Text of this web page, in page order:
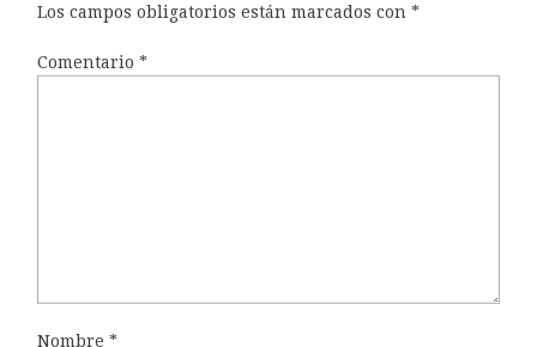
Los campos obligatorios están marcados con *
Comentario *
Nombre *